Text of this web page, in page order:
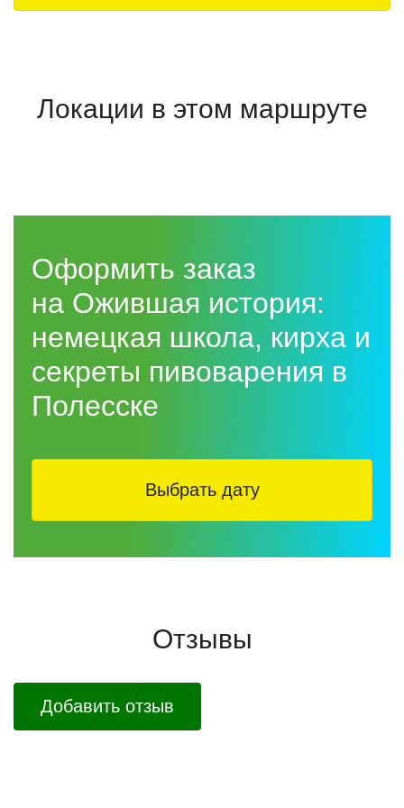
Локации в этом маршруте
Оформить заказ
на Ожившая история:
немецкая школа, кирха и
секреты пивоварения в
Полесске
Выбрать дату
Отзывы
Добавить отзыв